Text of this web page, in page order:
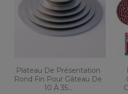
Plateau De Présentation
Rond Fin Pour Gâteau De
10 À 35...